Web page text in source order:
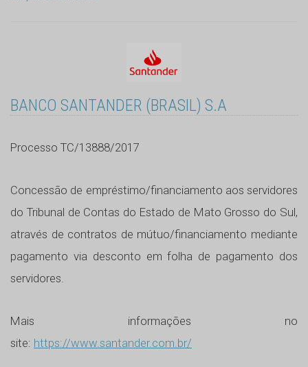
BANCO SANTANDER (BRASIL) S.A
Processo TC/13888/2017
Concessão de empréstimo/financiamento aos servidores
do Tribunal de Contas do Estado de Mato Grosso do Sul,
através de contratos de mútuo/financiamento mediante
pagamento via desconto em folha de pagamento dos
servidores.
Mais informações no
site: https://www.santander.com.br/